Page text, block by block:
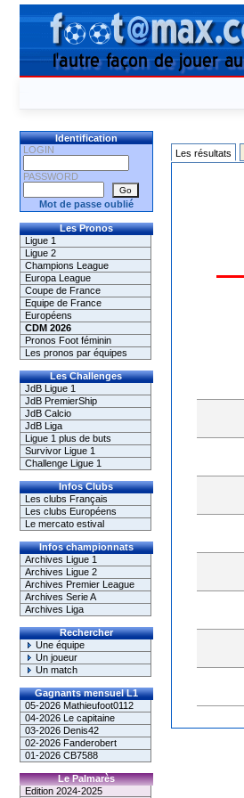
Identification
LOGIN
PASSWORD
Mot de passe oublié
Les Pronos
Ligue 1
Ligue 2
Champions League
Europa League
Coupe de France
Equipe de France
Européens
CDM 2026
Pronos Foot féminin
Les pronos par équipes
Les Challenges
JdB Ligue 1
JdB PremierShip
JdB Calcio
JdB Liga
Ligue 1 plus de buts
Survivor Ligue 1
Challenge Ligue 1
Infos Clubs
Les clubs Français
Les clubs Européens
Le mercato estival
Infos championnats
Archives Ligue 1
Archives Ligue 2
Archives Premier League
Archives Serie A
Archives Liga
Rechercher
Une équipe
Un joueur
Un match
Gagnants mensuel L1
05-2026 Mathieufoot0112
04-2026 Le capitaine
03-2026 Denis42
02-2026 Fanderobert
01-2026 CB7588
Le Palmarès
Edition 2024-2025
Les résultats